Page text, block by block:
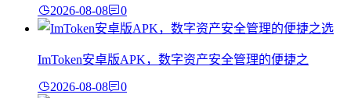
2026-08-08 0
ImToken安卓版APK，数字资产安全管理的便捷之
2026-08-08 0